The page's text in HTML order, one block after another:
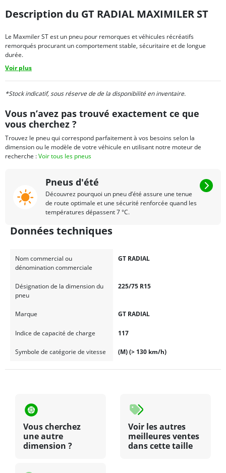
Description du GT RADIAL MAXIMILER ST
Le Maxmiler ST est un pneu pour remorques et véhicules récréatifs
remorqués procurant un comportement stable, sécuritaire et de longue
durée.
Voir plus
*Stock indicatif, sous réserve de de la disponibilité en inventaire.
Vous n’avez pas trouvé exactement ce que
vous cherchez ?
Trouvez le pneu qui correspond parfaitement à vos besoins selon la
dimension ou le modèle de votre véhicule en utilisant notre moteur de
recherche :Voir tous les pneus
Pneus d'été
Découvrez pourquoi un pneu d’été assure une tenue
de route optimale et une sécurité renforcée quand les
températures dépassent 7 °C.
Données techniques
Nom commercial ou
dénomination commerciale
GT RADIAL
Désignation de la dimension du
pneu
225/75 R15
Marque GT RADIAL
Indice de capacité de charge 117
Symbole de catégorie de vitesse (M) (> 130 km/h)
Vous cherchez
une autre
dimension ?
Voir les autres
meilleures ventes
dans cette taille